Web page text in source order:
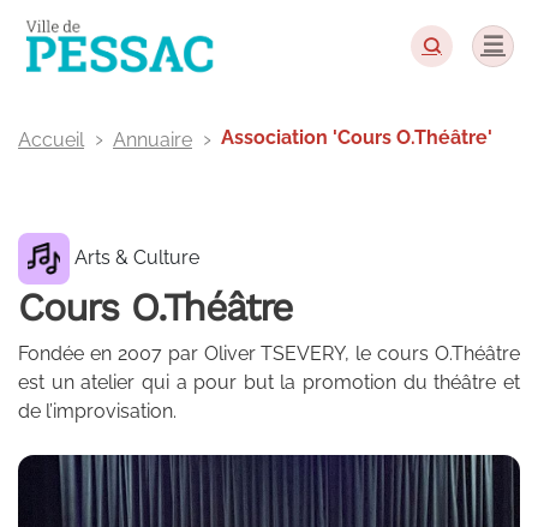
Accueil Annuaire Association 'Cours O.Théâtre'
Arts & Culture
Cours O.Théâtre
Fondée en 2007 par Oliver TSEVERY, le cours O.Théâtre
est un atelier qui a pour but la promotion du théâtre et
de l’improvisation.
Panneau de gestion des cookies